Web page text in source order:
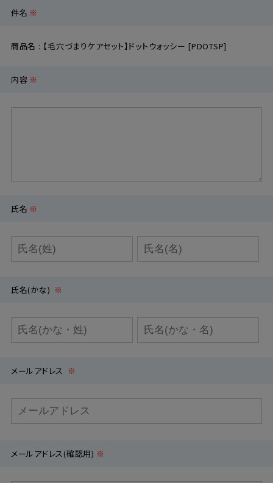
お問い合わせ
ペリカン石鹸について
利用規約
件名 ※
商品名 : 【毛穴づまりケアセット】ドットウォッシー [PDOTSP]
内容 ※
氏名 ※
氏名(かな) ※
メールアドレス ※
メールアドレス(確認用) ※